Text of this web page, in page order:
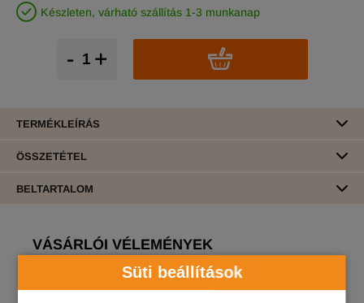
Süti beállítások
Készleten, várható szállítás 1-3 munkanap
+
-
TERMÉKLEÍRÁS
ÖSSZETÉTEL
BELTARTALOM
VÁSÁRLÓI VÉLEMÉNYEK